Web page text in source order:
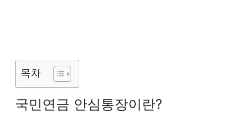
목차
국민연금 안심통장이란?